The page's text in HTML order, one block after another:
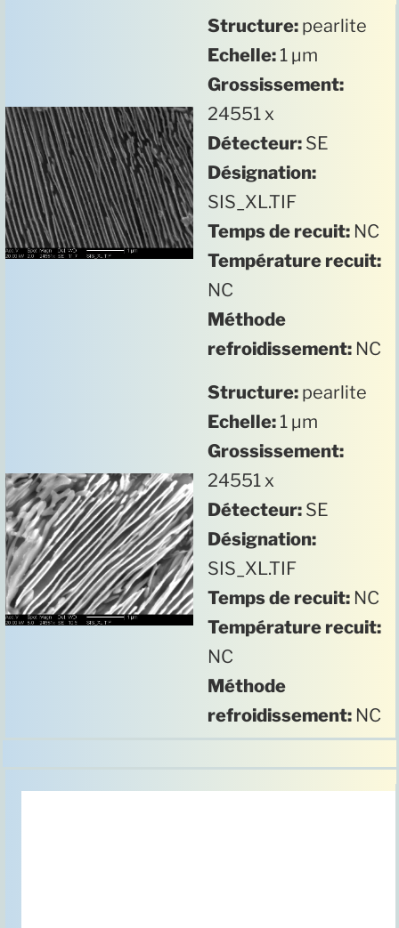
Structure: pearlite
Echelle: 1 µm
Grossissement:
24551 x
Détecteur: SE
Désignation:
SIS_XL.TIF
Temps de recuit: NC
Température recuit:
NC
Méthode
refroidissement: NC
Structure: pearlite
Echelle: 1 µm
Grossissement:
24551 x
Détecteur: SE
Désignation:
SIS_XL.TIF
Temps de recuit: NC
Température recuit:
NC
Méthode
refroidissement: NC